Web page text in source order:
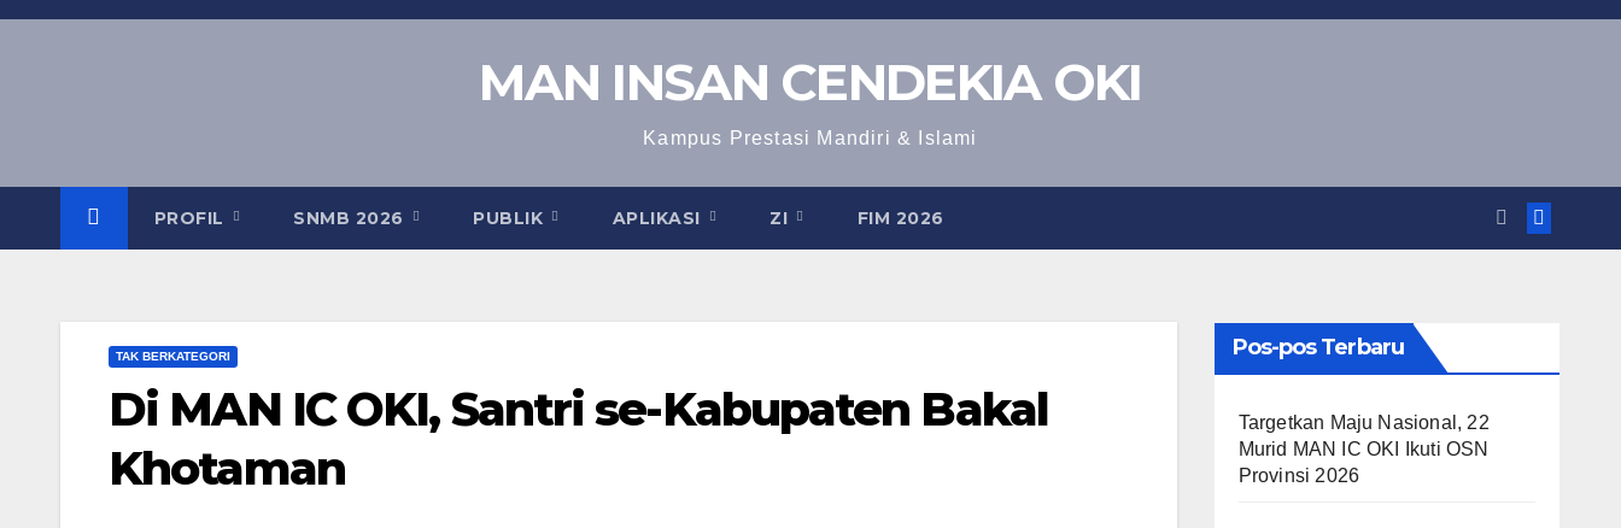
Skip
MAN INSAN CENDEKIA OKI
Kampus Prestasi Mandiri & Islami
PROFIL SNMB 2026 PUBLIK APLIKASI ZI FIM 2026
TAK BERKATEGORI
Di MAN IC OKI, Santri se-Kabupaten Bakal
Khotaman
Pos-pos Terbaru
Targetkan Maju Nasional, 22
Murid MAN IC OKI Ikuti OSN
Provinsi 2026